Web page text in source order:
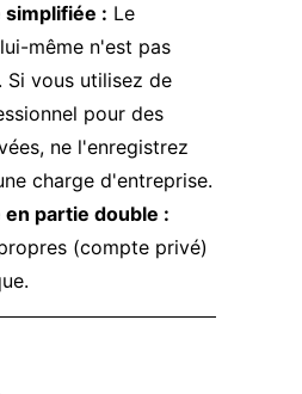
: Le
même n'est pas
Si vous utilisez de
pour des
ne l'enregistrez
charge d'entreprise.
partie double :
(compte privé)